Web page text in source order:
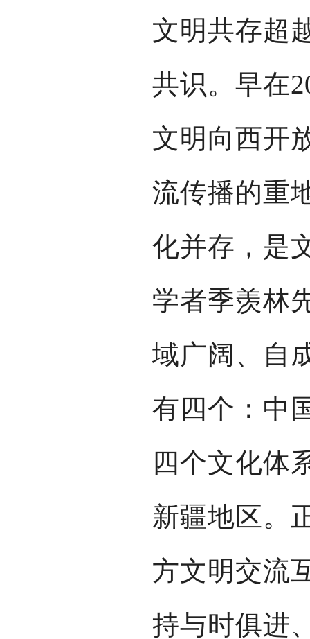
文明共存超
共识。早在
文明向西开
流传播的重
化并存，是
学者季羡林
域广阔、自
有四个：中
四个文化体
新疆地区。
方文明交流
持与时俱进